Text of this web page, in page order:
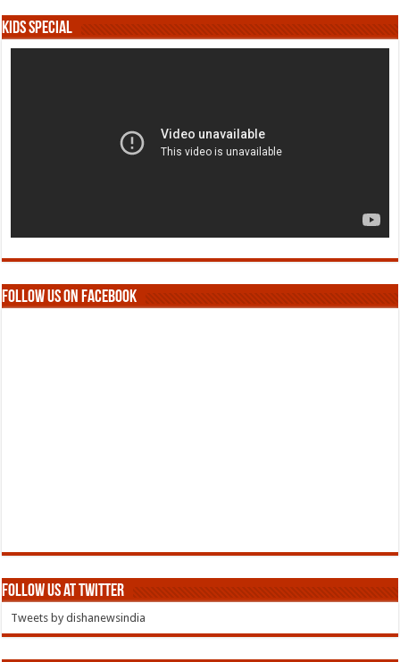
Kids Special
Follow us on Facebook
Follow us at Twitter
Tweets by dishanewsindia